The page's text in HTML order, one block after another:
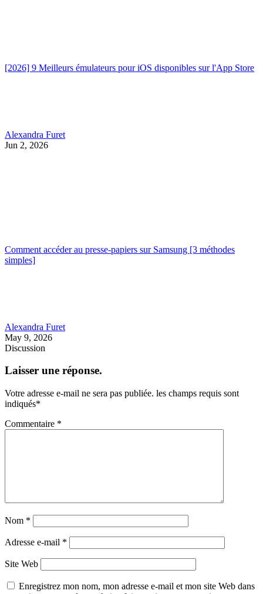
[2026] 9 Meilleurs émulateurs pour iOS disponibles sur l'App Store
Alexandra Furet
Jun 2, 2026
Comment accéder au presse-papiers sur Samsung [3 méthodes
simples]
Alexandra Furet
May 9, 2026
Discussion
Laisser une réponse.
Votre adresse e-mail ne sera pas publiée. les champs requis sont
indiqués*
Commentaire *
Nom *
Adresse e-mail *
Site Web
Enregistrez mon nom, mon adresse e-mail et mon site Web dans